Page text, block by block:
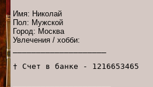
Имя: Николай
Пол: Мужской
Город: Москва
Увлечения / хобби:
† Счет в банке - 1216653465